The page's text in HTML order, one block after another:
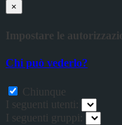
×
Impostare le
Chi può vederlo?
Chiunque
I seguenti utenti:
I seguenti gruppi: